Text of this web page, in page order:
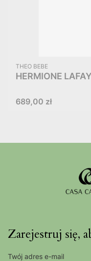
PRODUCENT
THEO BEBE
Cena
689,00 zł
Zarejestruj się,
Twój adres e-mail